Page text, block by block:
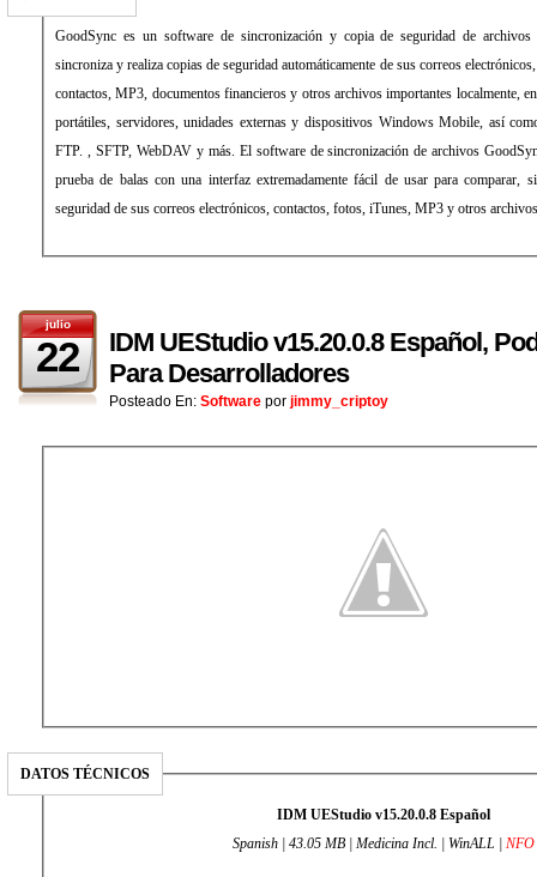
GoodSync es un software de sincronización y copia de seguridad de
sincroniza y realiza copias de seguridad automáticamente de sus correos
contactos, MP3, documentos financieros y otros archivos importantes localmente,
portátiles, servidores, unidades externas y dispositivos Windows Mobile, así
FTP. , SFTP, WebDAV y más. El software de sincronización de archivos
prueba de balas con una interfaz extremadamente fácil de usar para comparar,
seguridad de sus correos electrónicos, contactos, fotos, iTunes, MP3 y otros
julio
22
IDM UEStudio v15.20.0.8 Español,
Para Desarrolladores
Posteado En: Software por jimmy_criptoy
DATOS TÉCNICOS
IDM UEStudio v15.20.0.8 Español
Spanish | 43.05 MB | Medicina Incl. | WinALL | NFO